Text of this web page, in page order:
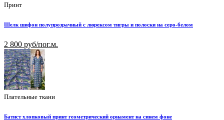
Принт
Шелк шифон полупрозрачный с люрексом тигры и полоски на серо-белом
2 800 руб/пог.м.
Плательные ткани
Батист хлопковый принт геометрический орнамент на синем фоне